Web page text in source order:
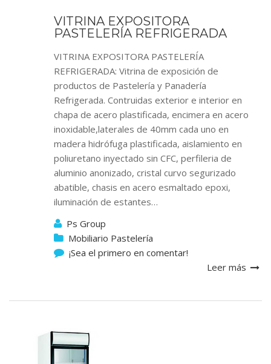
VITRINA EXPOSITORA
PASTELERÍA REFRIGERADA
VITRINA EXPOSITORA PASTELERÍA
REFRIGERADA: Vitrina de exposición de
productos de Pastelería y Panadería
Refrigerada. Contruidas exterior e interior en
chapa de acero plastificada, encimera en acero
inoxidable,laterales de 40mm cada uno en
madera hidrófuga plastificada, aislamiento en
poliuretano inyectado sin CFC, perfileria de
aluminio anonizado, cristal curvo segurizado
abatible, chasis en acero esmaltado epoxi,
iluminación de estantes…
Ps Group
Mobiliario Pastelería
¡Sea el primero en comentar!
Leer más